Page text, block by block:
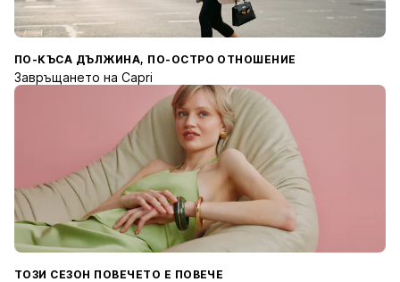
ПО-КЪСА ДЪЛЖИНА, ПО-ОСТРО ОТНОШЕНИЕ
Завръщането на Capri
ТОЗИ СЕЗОН ПОВЕЧЕТО Е ПОВЕЧЕ